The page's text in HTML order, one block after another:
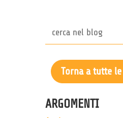
Torna a tutte le
ARGOMENTI